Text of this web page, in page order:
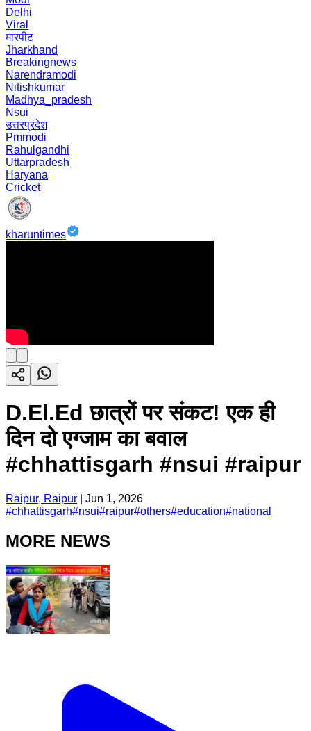
Delhi
Viral
मारपीट
Jharkhand
Breakingnews
Narendramodi
Nitishkumar
Madhya_pradesh
Nsui
उत्तरप्रदेश
Pmmodi
Rahulgandhi
Uttarpradesh
Haryana
Cricket
kharuntimes
D.El.Ed छात्रों पर संकट! एक ही
दिन दो एग्जाम का बवाल
#chhattisgarh #nsui #raipur
Raipur, Raipur
Jun 1, 2026
#chhattisgarh#nsui#raipur#others#education#national
MORE NEWS